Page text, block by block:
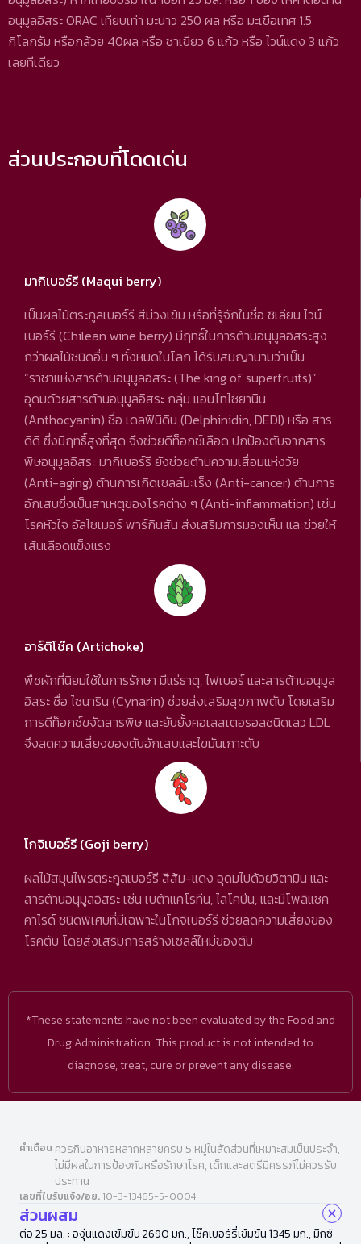
อนุมูลอิสระ ORAC เทียบเท่า มะนาว 250 ผล หรือ มะเขือเทศ 1.5
กิโลกรัม หรือกล้วย 40ผล หรือ ชาเขียว 6 แก้ว หรือ ไวน์แดง 3 แก้ว
เลยทีเดียว
ส่วนประกอบที่โดดเด่น
มากิเบอร์รี (Maqui berry)
เป็นผลไม้ตระกูลเบอร์รี สีม่วงเข้ม หรือที่รู้จักในชื่อ ชิเลียน ไวน์
เบอร์รี (Chilean wine berry) มีฤทธิ์ในการต้านอนุมูลอิสระสูง
กว่าผลไม้ชนิดอื่น ๆ ทั้งหมดในโลก ได้รับสมญานามว่าเป็น
“ราชาแห่งสารต้านอนุมูลอิสระ (The king of superfruits)”
อุดมด้วยสารต้านอนุมูลอิสระ กลุ่ม แอนโทไซยานิน
(Anthocyanin) ชื่อ เดลฟินิดิน (Delphinidin, DEDI) หรือ สาร
ดีดี ซึ่งมีฤทธิ์สูงที่สุด จึงช่วยดีท็อกซ์เลือด ปกป้องตับจากสาร
พิษอนุมูลอิสระ มากิเบอร์รี ยังช่วยต้านความเสื่อมแห่งวัย
(Anti-aging) ต้านการเกิดเซลล์มะเร็ง (Anti-cancer) ต้านการ
อักเสบซึ่งเป็นสาเหตุของโรคต่าง ๆ (Anti-inflammation) เช่น
โรคหัวใจ อัลไซเมอร์ พาร์กินสัน ส่งเสริมการมองเห็น และช่วยให้
เส้นเลือดแข็งแรง
อาร์ติโช๊ค (Artichoke)
พืชผักที่นิยมใช้ในการรักษา มีแร่ธาตุ, ไฟเบอร์ และสารต้านอนุมูล
อิสระ ชื่อ ไซนาริน (Cynarin) ช่วยส่งเสริมสุขภาพตับ โดยเสริม
การดีท็อกซ์ขจัดสารพิษ และยับยั้งคอเลสเตอรอลชนิดเลว LDL
จึงลดความเสี่ยงของตับอักเสบและไขมันเกาะตับ
โกจิเบอร์รี (Goji berry)
ผลไม้สมุนไพรตระกูลเบอร์รี สีส้ม-แดง อุดมไปด้วยวิตามิน และ
สารต้านอนุมูลอิสระ เช่น เบต้าแคโรทีน, ไลโคปีน, และมีโพลิแซค
คาไรด์ ชนิดพิเศษที่มีเฉพาะในโกจิเบอร์รี ช่วยลดความเสี่ยงของ
โรคตับ โดยส่งเสริมการสร้างเซลล์ใหม่ของตับ
*These statements have not been evaluated by the Food and
Drug Administration. This product is not intended to
diagnose, treat, cure or prevent any disease.
คำเตือน ควรกินอาหารหลากหลายครบ 5 หมู่ในสัดส่วนที่เหมาะสมเป็นประจำ,
ไม่มีผลในการป้องกันหรือรักษาโรค, เด็กและสตรีมีครรภ์ไม่ควรรับ
ประทาน
เลขที่ใบรับแจ้ง/อย. 10-3-13465-5-0004
ส่วนผสม
ต่อ 25 มล. : องุ่นแดงเข้มข้น 2690 มก., โช๊คเบอร์รี่เข้มข้น 1345 มก., มิกซ์